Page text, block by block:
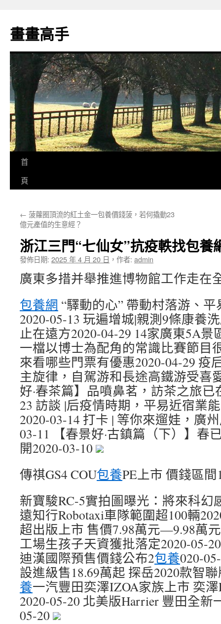
主
要
畫畫高手
首
頁
← 菠蘿圈頂流的紅土金一包養價錢菠，若何撬動23
億元產值的生意經？
浙江三門“七仙女”抗疫軼找包養
發佈日期: 2025 年 4 月 20 日 ， 作者: admin
廣東多措并舉推進博物館工作走在
包養網 “驛動的心” 帶動村落游、
2020-05-13 玩遍增城|親測9條康養
止在遠方2020-04-29 14家廣東5A
一檔以博士為配角的常識比賽節目
來看哪些門票有優惠2020-04-29 疫
主旋律，自駕游和長途高鐵游受喜
好·春茶篇】品噴鼻茗，訪茶之旅已
23 訪談 |后疫情時期，平易近宿業
2020-03-14 打卡 | 等你來遛娃，廣
03-11 【春景好·古鎮篇（下）】春
開2020-03-10
傳祺GS4 COU包養PE上市 價錢區間
新寶駿RC-5實拍圖曝光：將來科幻
遠知行Robotaxi車隊範圍超100輛
超出版上市 售價7.98萬元—9.98萬
工場生孩子天資獲批落定2020-05-
迪漢國際預售價錢公布2包養020-
設進級售18.69萬起 探岳2020款智
養一汽豐田奕澤IZOA家族上市 奕
2020-05-20 北美版Harrier 豐田全新
05-20